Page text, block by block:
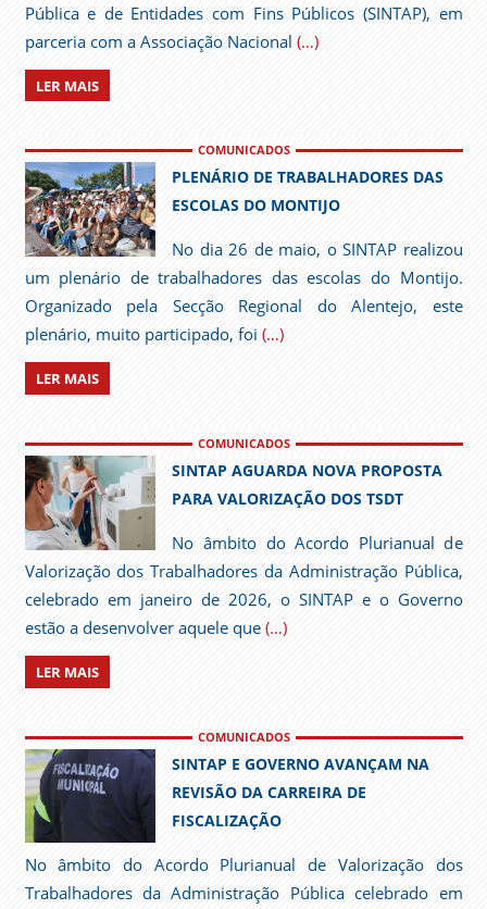
Pública e de Entidades com Fins Públicos (SINTAP), em
parceria com a Associação Nacional (…)
LER MAIS
COMUNICADOS
PLENÁRIO DE TRABALHADORES DAS
ESCOLAS DO MONTIJO
No dia 26 de maio, o SINTAP realizou
um plenário de trabalhadores das escolas do Montijo.
Organizado pela Secção Regional do Alentejo, este
plenário, muito participado, foi (…)
LER MAIS
COMUNICADOS
SINTAP AGUARDA NOVA PROPOSTA
PARA VALORIZAÇÃO DOS TSDT
No âmbito do Acordo Plurianual de
Valorização dos Trabalhadores da Administração Pública,
celebrado em janeiro de 2026, o SINTAP e o Governo
estão a desenvolver aquele que (…)
LER MAIS
COMUNICADOS
SINTAP E GOVERNO AVANÇAM NA
REVISÃO DA CARREIRA DE
FISCALIZAÇÃO
No âmbito do Acordo Plurianual de Valorização dos
Trabalhadores da Administração Pública celebrado em